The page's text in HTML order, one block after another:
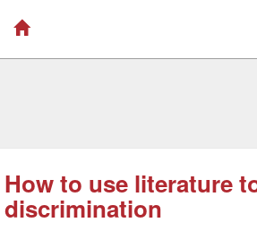
How to use literature
discrimination